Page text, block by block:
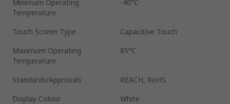
Minimum Operating
Temperature
-40°C
Touch Screen Type
Capacitive Touch
Maximum Operating
Temperature
85°C
Standards/Approvals
REACH, RoHS
Display Colour
White